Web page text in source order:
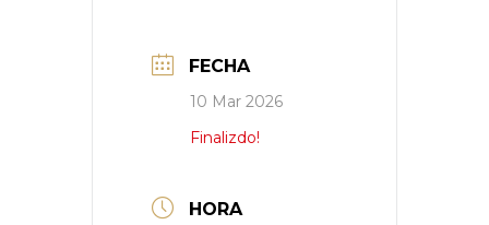
FECHA
10 Mar 2026
Finalizdo!
HORA